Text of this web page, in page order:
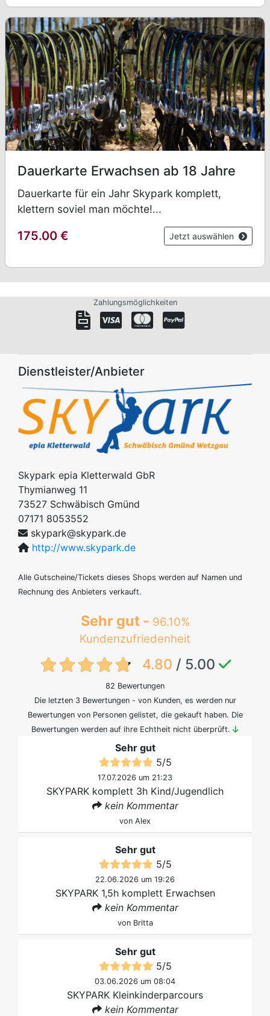
Dauerkarte Erwachsen ab 18 Jahre
Dauerkarte für ein Jahr Skypark komplett,
klettern soviel man möchte!...
175.00 € Jetzt auswählen
Zahlungsmöglichkeiten
Dienstleister/Anbieter
Skypark epia Kletterwald GbR
Thymianweg 11
73527 Schwäbisch Gmünd
07171 8053552
skypark@skypark.de
http://www.skypark.de
Alle Gutscheine/Tickets dieses Shops werden auf Namen und
Rechnung des Anbieters verkauft.
Sehr gut - 96.10%
Kundenzufriedenheit
{txt:feedback-rating}
4.80 / 5.00
82 Bewertungen
Die letzten 3 Bewertungen - von Kunden, es werden nur
Bewertungen von Personen gelistet, die gekauft haben. Die
Bewertungen werden auf ihre Echtheit nicht überprüft.
Sehr gut
5/5
17.07.2026 um 21:23
SKYPARK komplett 3h Kind/Jugendlich
kein Kommentar
von Alex
Sehr gut
5/5
22.06.2026 um 19:26
SKYPARK 1,5h komplett Erwachsen
kein Kommentar
von Britta
Sehr gut
5/5
03.06.2026 um 08:04
SKYPARK Kleinkinderparcours
kein Kommentar